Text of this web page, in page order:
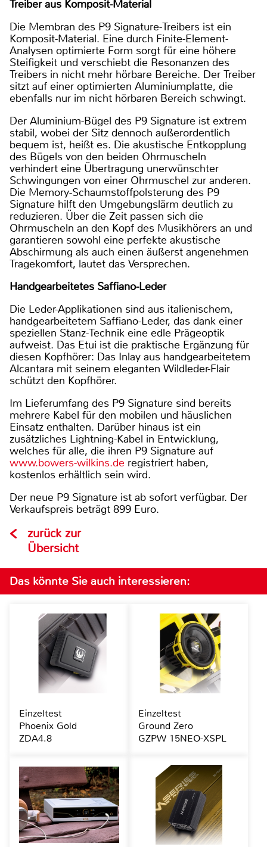
Treiber aus Komposit-Material
Die Membran des P9 Signature-Treibers ist ein
Komposit-Material. Eine durch Finite-Element-
Analysen optimierte Form sorgt für eine höhere
Steifigkeit und verschiebt die Resonanzen des
Treibers in nicht mehr hörbare Bereiche. Der Treiber
sitzt auf einer optimierten Aluminiumplatte, die
ebenfalls nur im nicht hörbaren Bereich schwingt.
Der Aluminium-Bügel des P9 Signature ist extrem
stabil, wobei der Sitz dennoch außerordentlich
bequem ist, heißt es. Die akustische Entkopplung
des Bügels von den beiden Ohrmuscheln
verhindert eine Übertragung unerwünschter
Schwingungen von einer Ohrmuschel zur anderen.
Die Memory-Schaumstoffpolsterung des P9
Signature hilft den Umgebungslärm deutlich zu
reduzieren. Über die Zeit passen sich die
Ohrmuscheln an den Kopf des Musikhörers an und
garantieren sowohl eine perfekte akustische
Abschirmung als auch einen äußerst angenehmen
Tragekomfort, lautet das Versprechen.
Handgearbeitetes Saffiano-Leder
Die Leder-Applikationen sind aus italienischem,
handgearbeitetem Saffiano-Leder, das dank einer
speziellen Stanz-Technik eine edle Prägeoptik
aufweist. Das Etui ist die praktische Ergänzung für
diesen Kopfhörer: Das Inlay aus handgearbeitetem
Alcantara mit seinem eleganten Wildleder-Flair
schützt den Kopfhörer.
Im Lieferumfang des P9 Signature sind bereits
mehrere Kabel für den mobilen und häuslichen
Einsatz enthalten. Darüber hinaus ist ein
zusätzliches Lightning-Kabel in Entwicklung,
welches für alle, die ihren P9 Signature auf
www.bowers-wilkins.de registriert haben,
kostenlos erhältlich sein wird.
Der neue P9 Signature ist ab sofort verfügbar. Der
Verkaufspreis beträgt 899 Euro.
zurück zur
Übersicht
Das könnte Sie auch interessieren:
Einzeltest
Phoenix Gold
ZDA4.8
Einzeltest
Ground Zero
GZPW 15NEO-XSPL